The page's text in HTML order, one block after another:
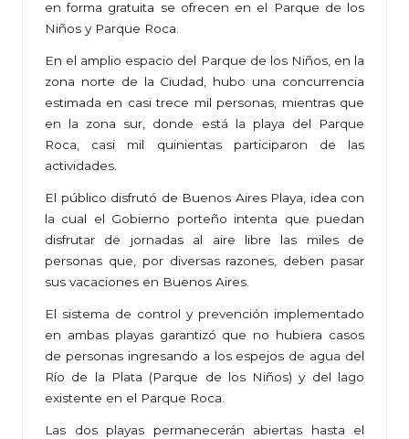
en forma gratuita se ofrecen en el Parque de los
Niños y Parque Roca.
En el amplio espacio del Parque de los Niños, en la
zona norte de la Ciudad, hubo una concurrencia
estimada en casi trece mil personas, mientras que
en la zona sur, donde está la playa del Parque
Roca, casi mil quinientas participaron de las
actividades.
El público disfrutó de Buenos Aires Playa, idea con
la cual el Gobierno porteño intenta que puedan
disfrutar de jornadas al aire libre las miles de
personas que, por diversas razones, deben pasar
sus vacaciones en Buenos Aires.
El sistema de control y prevención implementado
en ambas playas garantizó que no hubiera casos
de personas ingresando a los espejos de agua del
Río de la Plata (Parque de los Niños) y del lago
existente en el Parque Roca.
Las dos playas permanecerán abiertas hasta el